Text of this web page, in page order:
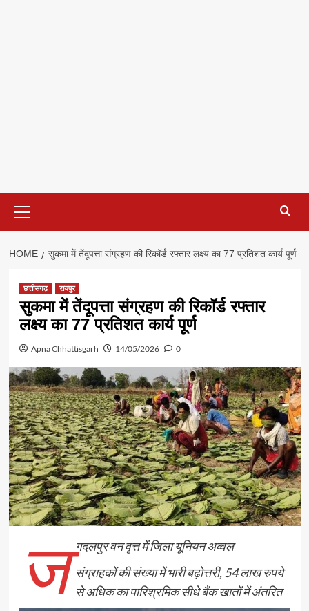
Menu
HOME सुकमा में तेंदूपत्ता संग्रहण की रिकॉर्ड रफ्तार लक्ष्य का 77 प्रतिशत कार्य पूर्ण
छत्तीसगढ़ रायपुर
सुकमा में तेंदूपत्ता संग्रहण की रिकॉर्ड रफ्तार
लक्ष्य का 77 प्रतिशत कार्य पूर्ण
Apna Chhattisgarh 14/05/2026 0
ज गदलपुर वन वृत्त में जिला यूनियन अव्वल
संग्राहकों की संख्या में भारी बढ़ोत्तरी, 54 लाख रुपये
से अधिक का पारिश्रमिक सीधे बैंक खातों में अंतरित